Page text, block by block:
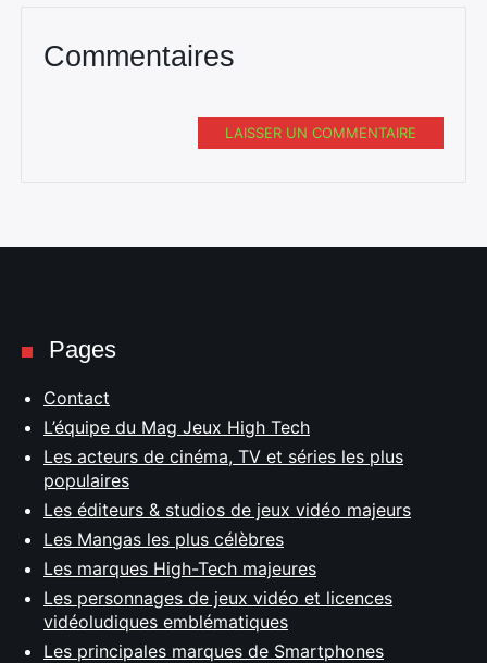
Commentaires
LAISSER UN COMMENTAIRE
Pages
Contact
L’équipe du Mag Jeux High Tech
Les acteurs de cinéma, TV et séries les plus
populaires
Les éditeurs & studios de jeux vidéo majeurs
Les Mangas les plus célèbres
Les marques High-Tech majeures
Les personnages de jeux vidéo et licences
vidéoludiques emblématiques
Les principales marques de Smartphones